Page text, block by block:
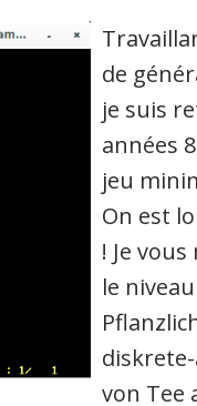
de
je suis
années
jeu
On est
! Je
le
von Tee